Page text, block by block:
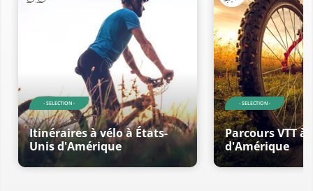
- SELECTION -
Itinéraires à vélo à États-
Unis d'Amérique
- SELECTION -
Parcours VTT à
d'Amérique